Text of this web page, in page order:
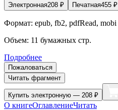
Электронная208 ₽ Печатная455 ₽
Формат: epub, fb2, pdfRead, mobi
Объем: 11 бумажных стр.
Подробнее
Пожаловаться
Читать фрагмент
Купить электронную — 208 ₽
О книгеОглавлениеЧитать